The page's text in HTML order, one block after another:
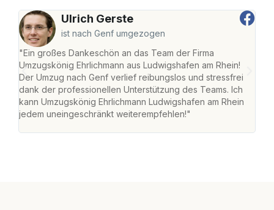
Ulrich Gerste
ist nach Genf umgezogen
"Ein großes Dankeschön an das Team der Firma
Umzugskönig Ehrlichmann aus Ludwigshafen am Rhein!
Der Umzug nach Genf verlief reibungslos und stressfrei
dank der professionellen Unterstützung des Teams. Ich
kann Umzugskönig Ehrlichmann Ludwigshafen am Rhein
jedem uneingeschränkt weiterempfehlen!"